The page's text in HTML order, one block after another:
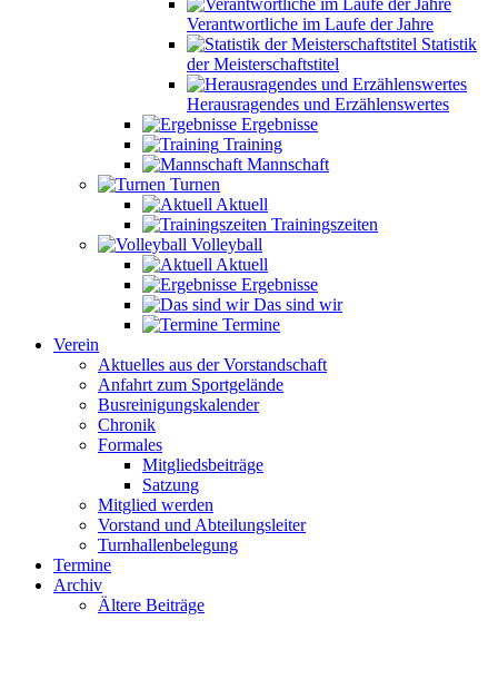
Verantwortliche im Laufe der Jahre
Statistik
der Meisterschaftstitel
Herausragendes und Erzählenswertes
Ergebnisse
Training
Mannschaft
Turnen
Aktuell
Trainingszeiten
Volleyball
Aktuell
Ergebnisse
Das sind wir
Termine
Verein
Aktuelles aus der Vorstandschaft
Anfahrt zum Sportgelände
Busreinigungskalender
Chronik
Formales
Mitgliedsbeiträge
Satzung
Mitglied werden
Vorstand und Abteilungsleiter
Turnhallenbelegung
Termine
Archiv
Ältere Beiträge